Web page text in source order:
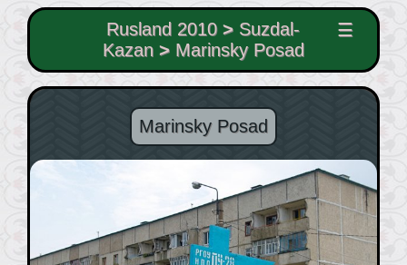
Rusland 2010> Suzdal-
Kazan> Marinsky Posad
☰
Marinsky Posad